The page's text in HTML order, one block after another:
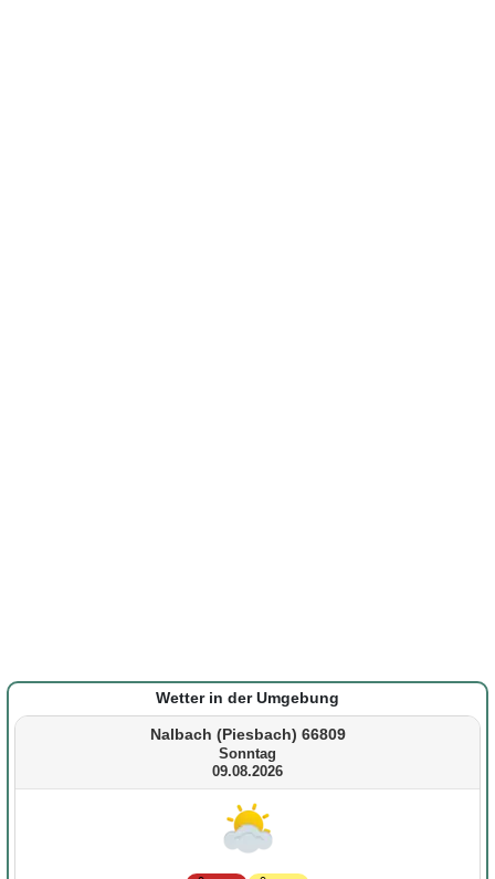
Wetter in der Umgebung
Nalbach (Piesbach) 66809
Sonntag
09.08.2026